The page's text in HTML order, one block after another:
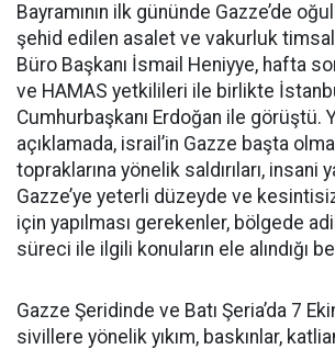
Bayramının ilk gününde Gazze’de
şehid edilen asalet ve vakurluk
Büro Başkanı İsmail Heniyye, hafta
ve HAMAS yetkilileri ile birlikte
Cumhurbaşkanı Erdoğan ile görüştü.
açıklamada, israil’in Gazze başta
topraklarına yönelik saldırıları, insani
Gazze’ye yeterli düzeyde ve kesintisiz
için yapılması gerekenler, bölgede
süreci ile ilgili konuların ele alındığı
Gazze Şeridinde ve Batı Şeria’da 7
sivillere yönelik yıkım, baskınlar,